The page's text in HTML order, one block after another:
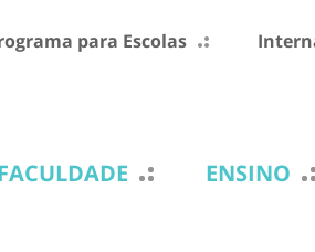
para Escolas
ENSINO